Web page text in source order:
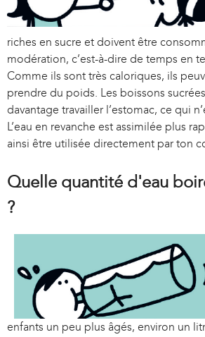
riches en sucre et doivent être
modération, c’est-à-dire de temps en
Comme ils sont très caloriques, ils
prendre du poids. Les boissons
davantage travailler l’estomac, ce qui
L’eau en revanche est assimilée plus
ainsi être utilisée directement par ton
Quelle quantité d'eau
?
enfants un peu plus âgés, environ un